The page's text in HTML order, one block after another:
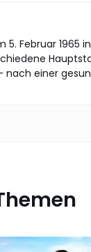
5. Februar 1965
nach einer